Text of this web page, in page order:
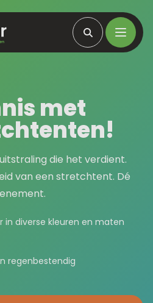
met
die het verdient.
van een stretchtent. Dé
in diverse kleuren en maten
regenbestendig